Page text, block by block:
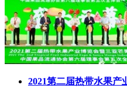
2021第二届热带水果产